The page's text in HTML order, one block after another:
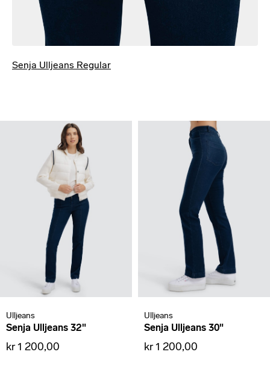
Senja Ulljeans Regular
Ulljeans
Senja Ulljeans 32"
kr 1 200,00
Ulljeans
Senja Ulljeans 30"
kr 1 200,00